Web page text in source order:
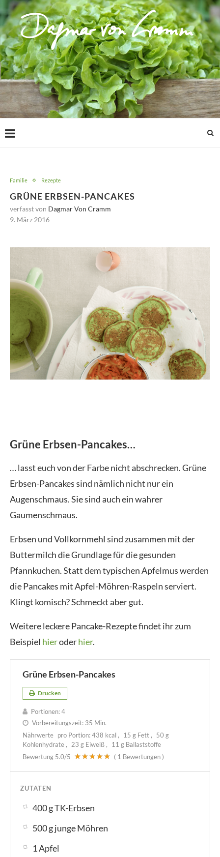
Familie Rezepte
GRÜNE ERBSEN-PANCAKES
verfasst von Dagmar Von Cramm
9. März 2016
Grüne Erbsen-Pancakes…
… lasst euch von der Farbe nicht abschrecken. Grüne
Erbsen-Pancakes sind nämlich nicht nur ein
Augenschmaus. Sie sind auch ein wahrer
Gaumenschmaus.
Erbsen und Vollkornmehl sind zusammen mit der
Buttermilch die Grundlage für die gesunden
Pfannkuchen. Statt dem typischen Apfelmus werden
die Pancakes mit Apfel-Möhren-Raspeln serviert.
Klingt komisch? Schmeckt aber gut.
Weitere leckere Pancake-Rezepte findet ihr zum
Beispiel hieroderhier.
Grüne Erbsen-Pancakes
Drucken
Portionen:4
Vorbereitungszeit: 35 Min.
Nährwerte pro Portion:438 kcal 15 g Fett
50 g
Kohlenhydrate
23 g Eiweiß
11 g Ballaststoffe
Bewertung 5.0/5 ( 1 Bewertungen )
ZUTATEN
400 g TK-Erbsen
500 g junge Möhren
1 Apfel